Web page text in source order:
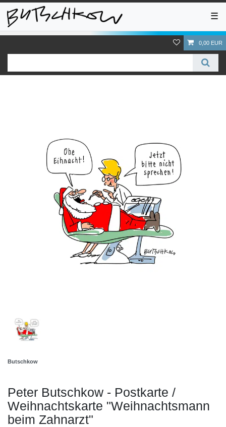
☰
0,00 EUR
Butschkow
Peter Butschkow - Postkarte /
Weihnachtskarte "Weihnachtsmann
beim Zahnarzt"